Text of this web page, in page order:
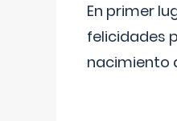
En primer
felicidades
nacimiento